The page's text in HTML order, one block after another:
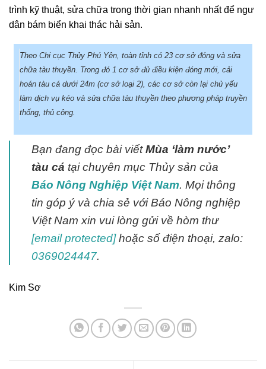
trình kỹ thuật, sửa chữa trong thời gian nhanh nhất để ngư
dân bám biển khai thác hải sản.
Theo Chi cục Thủy Phú Yên, toàn tỉnh có 23 cơ sở đóng và sửa
chữa tàu thuyền. Trong đó 1 cơ sở đủ điều kiện đóng mới, cải
hoán tàu cá dưới 24m (cơ sở loại 2), các cơ sở còn lại chủ yếu
làm dịch vụ kéo và sửa chữa tàu thuyền theo phương pháp truyền
thống, thủ công.
Bạn đang đọc bài viếtMùa ‘làm nước’
tàu cá tại chuyên mục Thủy sản của
Báo Nông Nghiệp Việt Nam. Mọi thông
tin góp ý và chia sẻ với Báo Nông nghiệp
Việt Nam xin vui lòng gửi về hòm thư
[email protected]hoặc số điện thoại, zalo:
0369024447.
Kim Sơ